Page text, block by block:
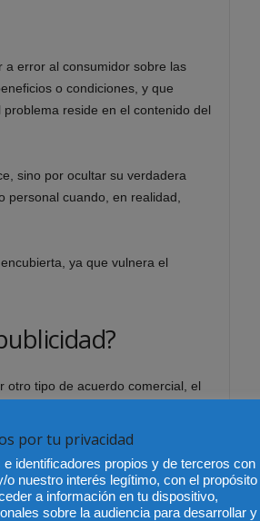
error al consumidor sobre las
o condiciones, y que
reside en el contenido del
sino por ocultar su verdadera
personal cuando, en realidad,
ya que vulnera el
otro tipo de acuerdo comercial, el
el inicio.
por tu privacidad
identificadores propios y de terceros con
o nuestro interés legítimo, con el propósito
a información en tu dispositivo,
sobre la audiencia para desarrollar y